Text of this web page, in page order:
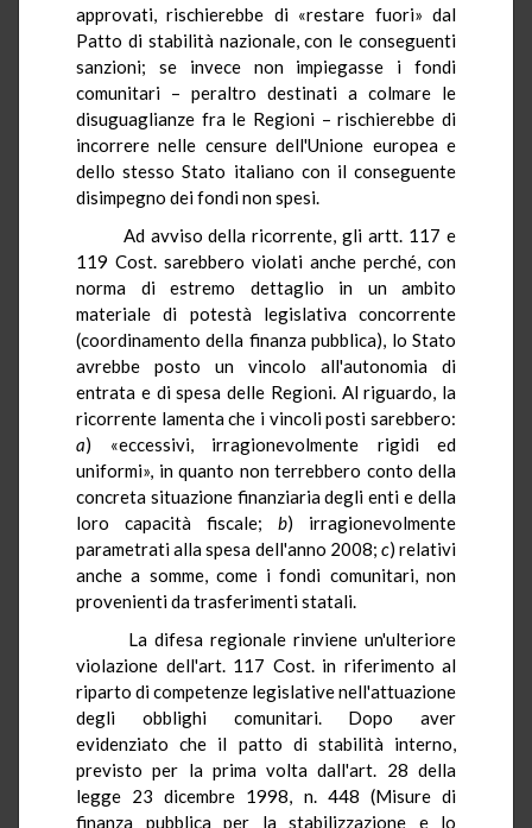
approvati, rischierebbe di «restare fuori» dal
Patto di stabilità nazionale, con le conseguenti
sanzioni; se invece non impiegasse i fondi
comunitari – peraltro destinati a colmare le
disuguaglianze fra le Regioni – rischierebbe di
incorrere nelle censure dell'Unione europea e
dello stesso Stato italiano con il conseguente
disimpegno dei fondi non spesi.
Ad avviso della ricorrente, gli artt. 117 e
119 Cost. sarebbero violati anche perché, con
norma di estremo dettaglio in un ambito
materiale di potestà legislativa concorrente
(coordinamento della finanza pubblica), lo Stato
avrebbe posto un vincolo all'autonomia di
entrata e di spesa delle Regioni. Al riguardo, la
ricorrente lamenta che i vincoli posti sarebbero:
a) «eccessivi, irragionevolmente rigidi ed
uniformi», in quanto non terrebbero conto della
concreta situazione finanziaria degli enti e della
loro capacità fiscale; b) irragionevolmente
parametrati alla spesa dell'anno 2008; c) relativi
anche a somme, come i fondi comunitari, non
provenienti da trasferimenti statali.
La difesa regionale rinviene un'ulteriore
violazione dell'art. 117 Cost. in riferimento al
riparto di competenze legislative nell'attuazione
degli obblighi comunitari. Dopo aver
evidenziato che il patto di stabilità interno,
previsto per la prima volta dall'art. 28 della
legge 23 dicembre 1998, n. 448 (Misure di
finanza pubblica per la stabilizzazione e lo